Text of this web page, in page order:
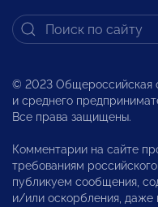
© 2023 Общероссийская
и среднего
Все права защищены.
Комментарии на сайте
требованиям
публикуем сообщения,
и/или оскорбления, даже